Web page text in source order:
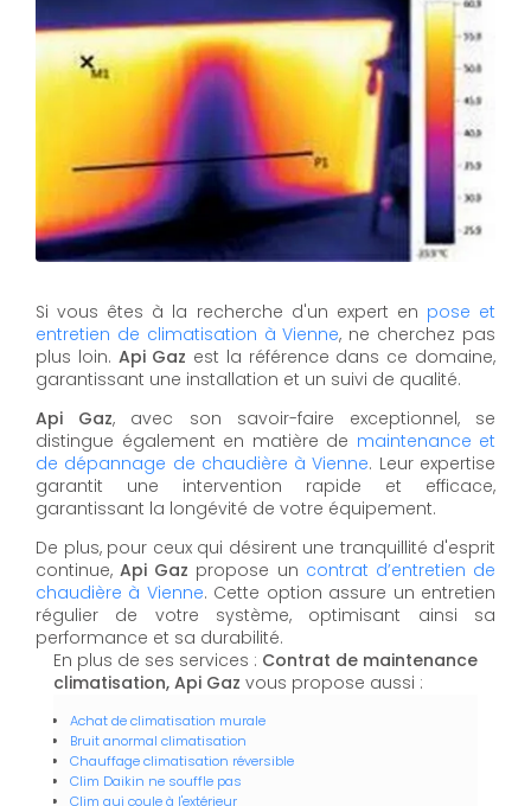
Si vous êtes à la recherche d'un expert en pose et
entretien de climatisation à Vienne, ne cherchez pas
plus loin. Api Gaz est la référence dans ce domaine,
garantissant une installation et un suivi de qualité.
Api Gaz, avec son savoir-faire exceptionnel, se
distingue également en matière de maintenance et
de dépannage de chaudière à Vienne. Leur expertise
garantit une intervention rapide et efficace,
garantissant la longévité de votre équipement.
De plus, pour ceux qui désirent une tranquillité d'esprit
continue,Api Gaz propose un contrat d’entretien de
chaudière à Vienne. Cette option assure un entretien
régulier de votre système, optimisant ainsi sa
performance et sa durabilité.
En plus de ses services : Contrat de maintenance
climatisation, Api Gaz vous propose aussi :
Achat de climatisation murale
Bruit anormal climatisation
Chauffage climatisation réversible
Clim Daikin ne souffle pas
Clim qui coule à l'extérieur